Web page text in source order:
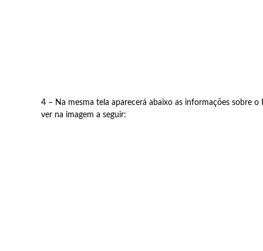
4 – Na mesma tela aparecerá abaixo as informações sobre
ver na imagem a seguir: